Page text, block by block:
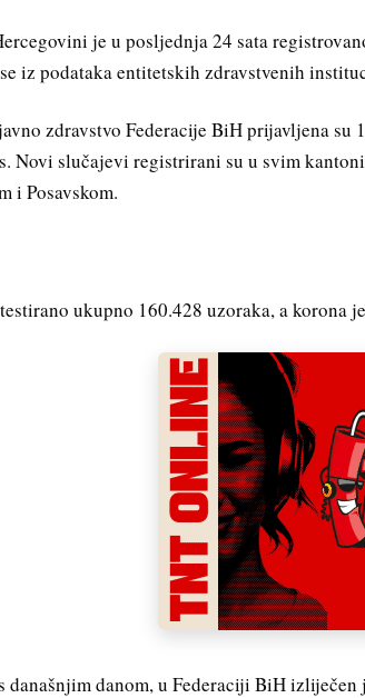
je u posljednja 24 sata
iz podataka entitetskih zdravstvenih
zdravstvo Federacije BiH prijavljena
Novi slučajevi registrirani su u svim
i Posavskom.
ukupno 160.428 uzoraka, a korona
današnjim danom, u Federaciji BiH izliječen